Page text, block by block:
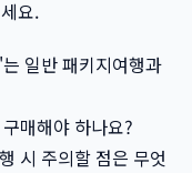
요.
일반 패키지여행과
매해야 하나요?
시 주의할 점은 무엇